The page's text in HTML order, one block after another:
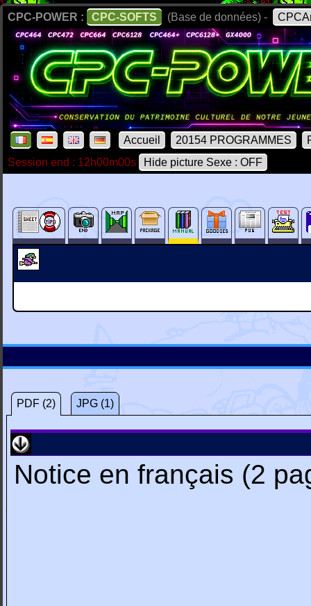
CPC-POWER : CPC-SOFTS (Base de données) -
Accueil 20154 PROGRAMMES
Session end : 12h00m00s
Hide picture Sexe : OFF
PDF (2) JPG (1)
Notice en français (2